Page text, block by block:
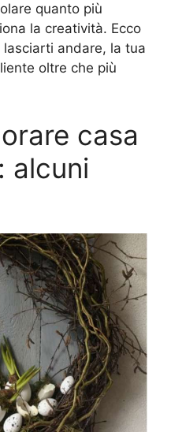
quanto più
la creatività. Ecco
andare, la tua
oltre che più
casa
alcuni